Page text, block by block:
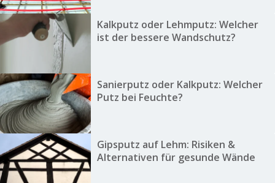
Kalkputz oder Lehmputz: Welcher
ist der bessere Wandschutz?
Sanierputz oder Kalkputz: Welcher
Putz bei Feuchte?
Gipsputz auf Lehm: Risiken &
Alternativen für gesunde Wände